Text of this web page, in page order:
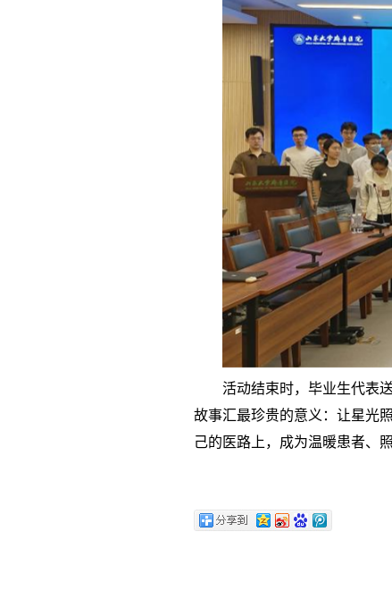
活动结束时，毕业生代表
故事汇最珍贵的意义：让星光
己的医路上，成为温暖患者、